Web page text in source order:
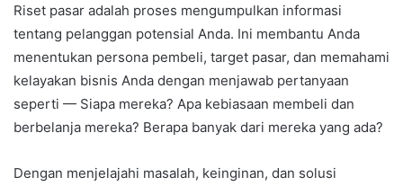
Riset pasar adalah proses mengumpulkan informasi
tentang pelanggan potensial Anda. Ini membantu Anda
menentukan persona pembeli, target pasar, dan memahami
kelayakan bisnis Anda dengan menjawab pertanyaan
seperti — Siapa mereka? Apa kebiasaan membeli dan
berbelanja mereka? Berapa banyak dari mereka yang ada?
Dengan menjelajahi masalah, keinginan, dan solusi